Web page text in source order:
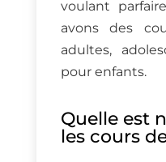
voulant
avons des
adultes,
pour enfants.
Quelle est
les cours